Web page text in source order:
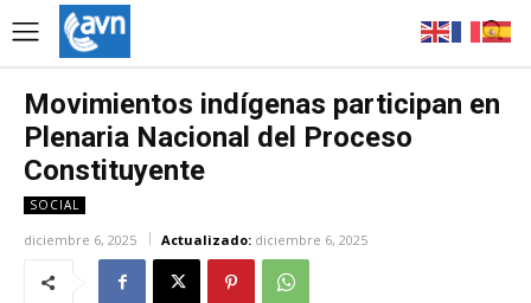
Movimientos indígenas participan en
Plenaria Nacional del Proceso
Constituyente
SOCIAL
diciembre 6, 2025 Actualizado: diciembre 6, 2025